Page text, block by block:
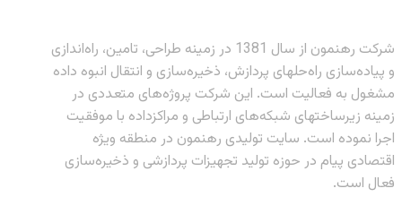
شرکت رهنمون از سال 1381 در زمینه طراحی، تامین، راه‌اندازی
و پیاده‌سازی راه‌حلهای پردازش، ذخیره‌سازی و انتقال انبوه داده
مشغول به فعالیت است. این شرکت پروژه‌های متعددی در
زمینه زیرساختهای شبکه‌های ارتباطی و مراکزداده با موفقیت
اجرا نموده است. سایت تولیدی رهنمون در منطقه ویژه
اقتصادی پیام در حوزه تولید تجهیزات پردازشی و ذخیره‌سازی
فعال است.